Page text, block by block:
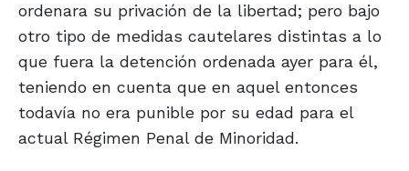
ordenara su privación de la libertad; pero bajo
otro tipo de medidas cautelares distintas a lo
que fuera la detención ordenada ayer para él,
teniendo en cuenta que en aquel entonces
todavía no era punible por su edad para el
actual Régimen Penal de Minoridad.